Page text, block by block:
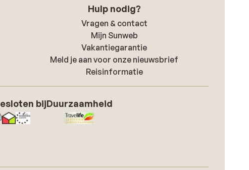
Hulp nodig?
Vragen & contact
Mijn Sunweb
Vakantiegarantie
Meld je aan voor onze nieuwsbrief
Reisinformatie
bijDuurzaamheid